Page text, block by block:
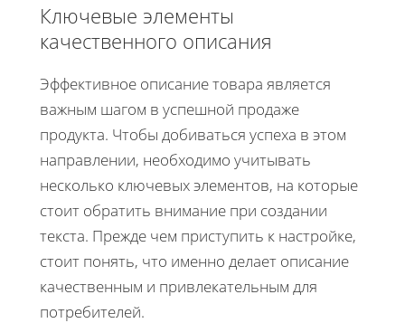
Ключевые элементы
качественного описания
Эффективное описание товара является
важным шагом в успешной продаже
продукта. Чтобы добиваться успеха в этом
направлении, необходимо учитывать
несколько ключевых элементов, на которые
стоит обратить внимание при создании
текста. Прежде чем приступить к настройке,
стоит понять, что именно делает описание
качественным и привлекательным для
потребителей.